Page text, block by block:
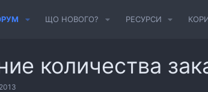
ЩО НОВОГО? РЕСУРСИ
количества